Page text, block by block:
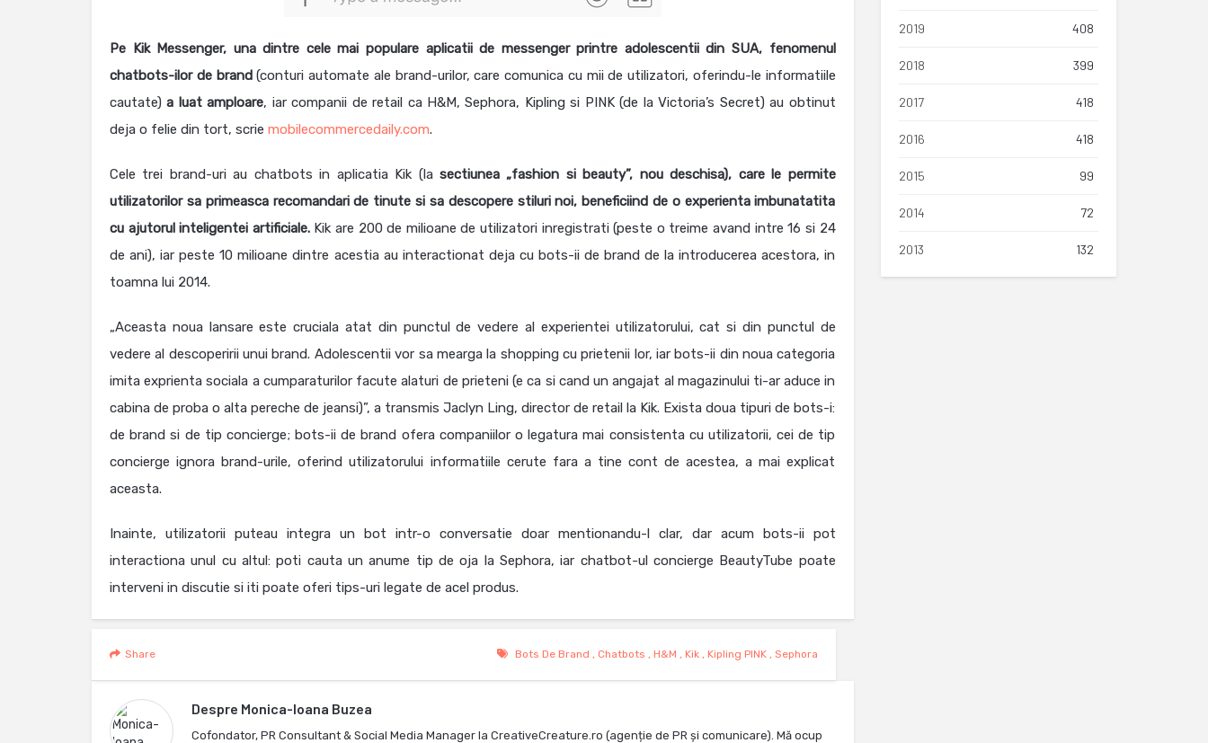
Pe Kik Messenger, una dintre cele mai populare aplicatii de messenger printre adolescentii din SUA, fenomenul
chatbots-ilor de brand(conturi automate ale brand-urilor, care comunica cu mii de utilizatori, oferindu-le informatiile
cautate)a luat amploare, iar companii de retail ca H&M, Sephora, Kipling si PINK (de la Victoria’s Secret) au obtinut
deja o felie din tort, scrie mobilecommercedaily.com.
Cele trei brand-uri au chatbots in aplicatia Kik (la sectiunea „fashion si beauty”, nou deschisa), care le permite
utilizatorilor sa primeasca recomandari de tinute si sa descopere stiluri noi, beneficiind de o experienta imbunatatita
cu ajutorul inteligentei artificiale.Kik are 200 de milioane de utilizatori inregistrati (peste o treime avand intre 16 si 24
de ani), iar peste 10 milioane dintre acestia au interactionat deja cu bots-ii de brand de la introducerea acestora, in
toamna lui 2014.
„Aceasta noua lansare este cruciala atat din punctul de vedere al experientei utilizatorului, cat si din punctul de
vedere al descoperirii unui brand. Adolescentii vor sa mearga la shopping cu prietenii lor, iar bots-ii din noua categoria
imita exprienta sociala a cumparaturilor facute alaturi de prieteni (e ca si cand un angajat al magazinului ti-ar aduce in
cabina de proba o alta pereche de jeansi)”, a transmis Jaclyn Ling, director de retail la Kik. Exista doua tipuri de bots-i:
de brand si de tip concierge; bots-ii de brand ofera companiilor o legatura mai consistenta cu utilizatorii, cei de tip
concierge ignora brand-urile, oferind utilizatorului informatiile cerute fara a tine cont de acestea, a mai explicat
aceasta.
Inainte, utilizatorii puteau integra un bot intr-o conversatie doar mentionandu-l clar, dar acum bots-ii pot
interactiona unul cu altul: poti cauta un anume tip de oja la Sephora, iar chatbot-ul concierge BeautyTube poate
interveni in discutie si iti poate oferi tips-uri legate de acel produs.
Bots De Brand , Chatbots , H&m , Kik, Kipling PINK, Sephora
Share
Despre Monica-Ioana Buzea
Cofondator, PR Consultant & Social Media Manager la CreativeCreature.ro (agenție de PR și comunicare). Mă ocup
2019 408
2018 399
2017 418
2016 418
2015 99
2014 72
2013 132